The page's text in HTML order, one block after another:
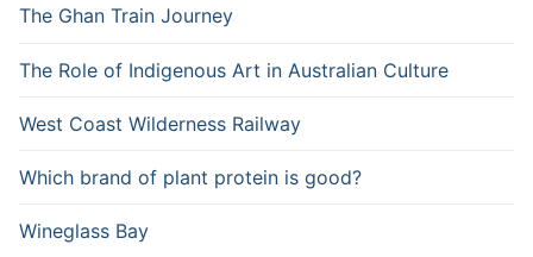
The Ghan Train Journey
The Role of Indigenous Art in Australian Culture
West Coast Wilderness Railway
Which brand of plant protein is good?
Wineglass Bay